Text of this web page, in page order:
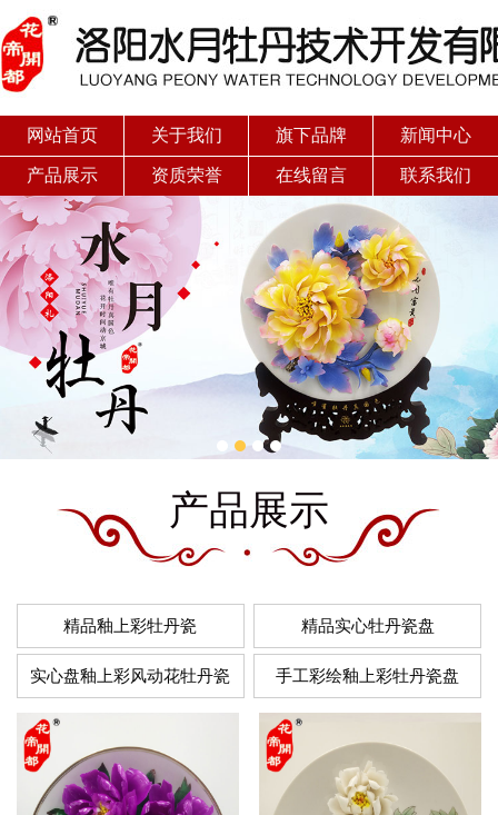
网站首页 关于我们 旗下品牌 新闻中心
产品展示 资质荣誉 在线留言 联系我们
产品展示
精品釉上彩牡丹瓷 精品实心牡丹瓷盘
实心盘釉上彩风动花牡丹瓷 手工彩绘釉上彩牡丹瓷盘